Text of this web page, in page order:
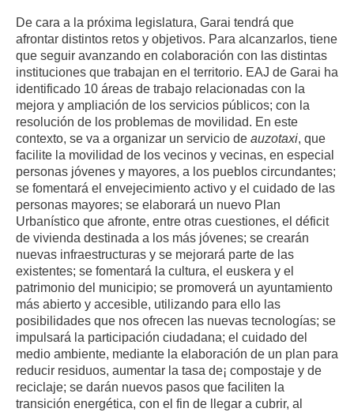
De cara a la próxima legislatura, Garai tendrá que
afrontar distintos retos y objetivos. Para alcanzarlos, tiene
que seguir avanzando en colaboración con las distintas
instituciones que trabajan en el territorio. EAJ de Garai ha
identificado 10 áreas de trabajo relacionadas con la
mejora y ampliación de los servicios públicos; con la
resolución de los problemas de movilidad. En este
contexto, se va a organizar un servicio de auzotaxi, que
facilite la movilidad de los vecinos y vecinas, en especial
personas jóvenes y mayores, a los pueblos circundantes;
se fomentará el envejecimiento activo y el cuidado de las
personas mayores; se elaborará un nuevo Plan
Urbanístico que afronte, entre otras cuestiones, el déficit
de vivienda destinada a los más jóvenes; se crearán
nuevas infraestructuras y se mejorará parte de las
existentes; se fomentará la cultura, el euskera y el
patrimonio del municipio; se promoverá un ayuntamiento
más abierto y accesible, utilizando para ello las
posibilidades que nos ofrecen las nuevas tecnologías; se
impulsará la participación ciudadana; el cuidado del
medio ambiente, mediante la elaboración de un plan para
reducir residuos, aumentar la tasa de¡ compostaje y de
reciclaje; se darán nuevos pasos que faciliten la
transición energética, con el fin de llegar a cubrir, al